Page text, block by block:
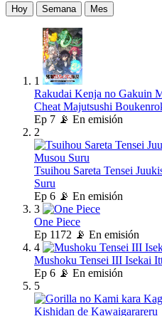
Hoy Semana Mes
1
Rakudai Kenja no Gakuin
Cheat Majutsushi
Ep 7 📡 En emisión
2
Tsuihou Sareta Tensei
Suru
Ep 6 📡 En emisión
3
One Piece
Ep 1172 📡 En emisión
4
Mushoku Tensei III Isekai
Ep 6 📡 En emisión
5